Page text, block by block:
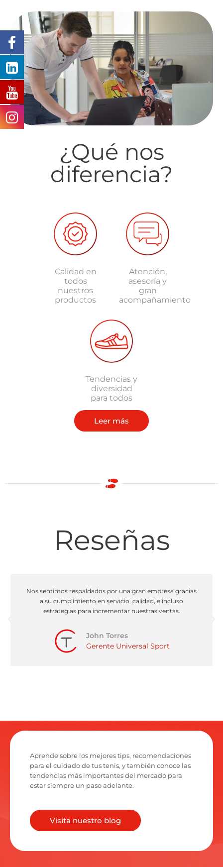
¿Qué nos
diferencia?
Calidad en
todos
nuestros
productos
Atención,
asesoría y
gran
acompañamiento
Tendencias y
diversidad
para todos
Leer más
Reseñas
Nos sentimos respaldados por una gran empresa gracias
a su cumplimiento en servicio, calidad, e incluso
estrategias para incrementar nuestras ventas.
John Torres
Gerente Universal Sport
Aprende sobre los mejores tips, recomendaciones
para el cuidado de tus tenis, y también conoce las
tendencias más importantes del mercado para
estar siempre un paso adelante.
Visita nuestro blog